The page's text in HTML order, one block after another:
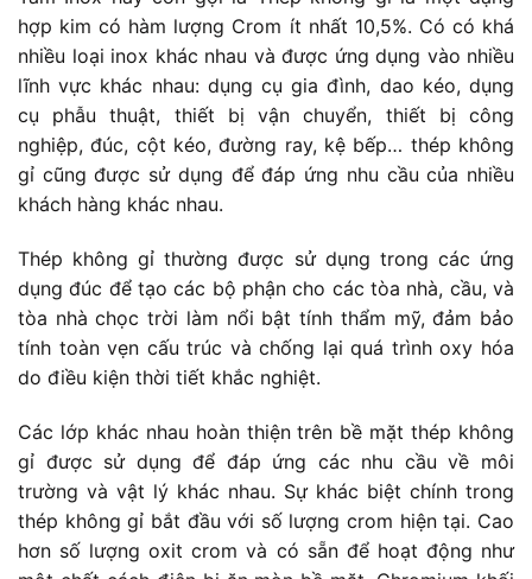
hợp kim có hàm lượng Crom ít nhất 10,5%. Có có khá
nhiều loại inox khác nhau và được ứng dụng vào nhiều
lĩnh vực khác nhau: dụng cụ gia đình, dao kéo, dụng
cụ phẫu thuật, thiết bị vận chuyển, thiết bị công
nghiệp, đúc, cột kéo, đường ray, kệ bếp… thép không
gỉ cũng được sử dụng để đáp ứng nhu cầu của nhiều
khách hàng khác nhau.
Thép không gỉ thường được sử dụng trong các ứng
dụng đúc để tạo các bộ phận cho các tòa nhà, cầu, và
tòa nhà chọc trời làm nổi bật tính thẩm mỹ, đảm bảo
tính toàn vẹn cấu trúc và chống lại quá trình oxy hóa
do điều kiện thời tiết khắc nghiệt.
Các lớp khác nhau hoàn thiện trên bề mặt thép không
gỉ được sử dụng để đáp ứng các nhu cầu về môi
trường và vật lý khác nhau. Sự khác biệt chính trong
thép không gỉ bắt đầu với số lượng crom hiện tại. Cao
hơn số lượng oxit crom và có sẵn để hoạt động như